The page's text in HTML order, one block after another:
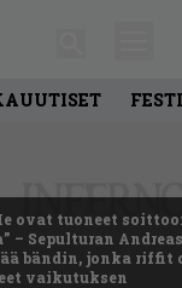
ovat tuoneet
– Sepulturan
bändin, jonka riffit
vaikutuksen